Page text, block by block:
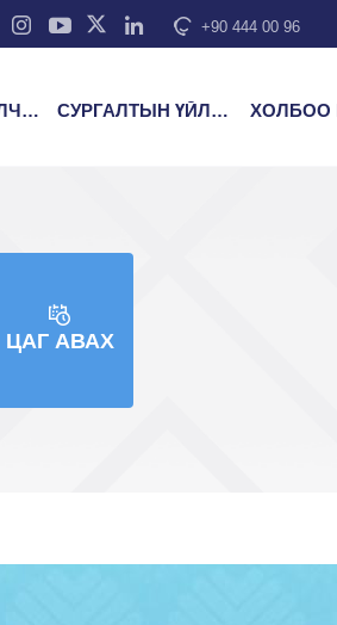
+90 444 00 96
СУРГАЛТЫН ҮЙЛЧИЛГЭЭ ХОЛБОО
ЦАГ АВАХ